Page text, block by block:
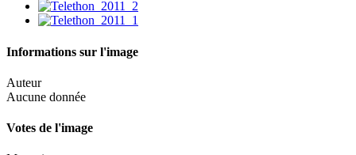
Informations sur l'image
Auteur
Aucune donnée
Votes de l'image